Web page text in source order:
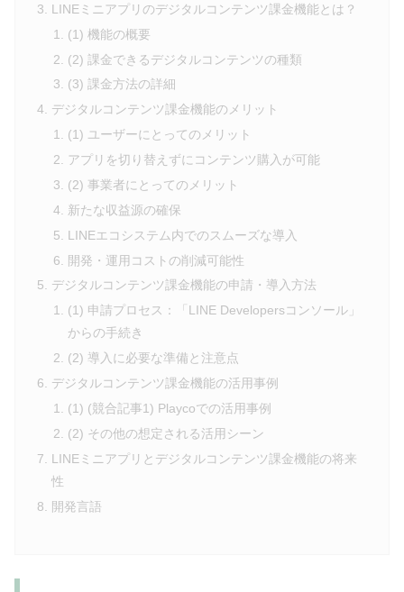
LINEミニアプリのデジタルコンテンツ課金機能とは？
(1) 機能の概要
(2) 課金できるデジタルコンテンツの種類
(3) 課金方法の詳細
デジタルコンテンツ課金機能のメリット
(1) ユーザーにとってのメリット
アプリを切り替えずにコンテンツ購入が可能
(2) 事業者にとってのメリット
新たな収益源の確保
LINEエコシステム内でのスムーズな導入
開発・運用コストの削減可能性
デジタルコンテンツ課金機能の申請・導入方法
(1) 申請プロセス：「LINE Developersコンソール」
からの手続き
(2) 導入に必要な準備と注意点
デジタルコンテンツ課金機能の活用事例
(1) (競合記事1) Playcoでの活用事例
(2) その他の想定される活用シーン
LINEミニアプリとデジタルコンテンツ課金機能の将来
性
開発言語